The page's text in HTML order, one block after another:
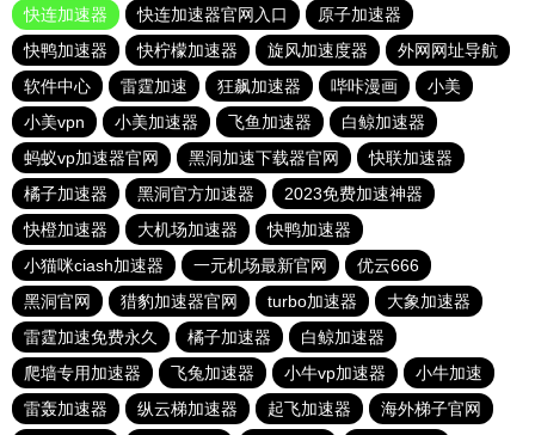
快连加速器
快连加速器官网入口
原子加速器
快鸭加速器
快柠檬加速器 旋风加速度器
外网网址导航
软件中心
雷霆加速 狂飙加速器 哔咔漫画
小美
小美vpn
小美加速器 飞鱼加速器
白鲸加速器
蚂蚁vp加速器官网
黑洞加速下载器官网
快联加速器
橘子加速器
黑洞官方加速器
2023免费加速神器
快橙加速器
大机场加速器
快鸭加速器
小猫咪ciash加速器
一元机场最新官网
优云666
黑洞官网
猎豹加速器官网 turbo加速器
大象加速器
雷霆加速免费永久
橘子加速器
白鲸加速器
爬墙专用加速器
飞兔加速器 小牛vp加速器
小牛加速
雷轰加速器
纵云梯加速器 起飞加速器 海外梯子官网